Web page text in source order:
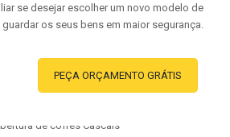
se desejar escolher um novo modelo de
os seus bens em maior segurança.
PEÇA ORÇAMENTO GRÁTIS